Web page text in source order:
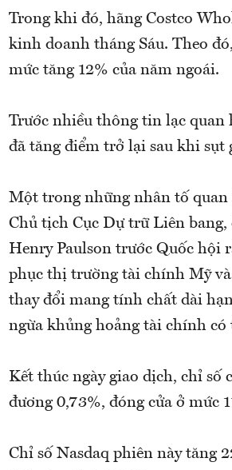
Trong khi đó, hãng Costco
kinh doanh tháng Sáu. Theo
mức tăng 12% của năm ngoái.
Trước nhiều thông tin lạc quan
đã tăng điểm trở lại sau khi sụt
Một trong những nhân tố
Chủ tịch Cục Dự trữ Liên
Henry Paulson trước Quốc hội
phục thị trường tài chính Mỹ
thay đổi mang tính chất dài
ngừa khủng hoảng tài chính
Kết thúc ngày giao dịch, chỉ số
đương 0,73%, đóng cửa ở mức
Chỉ số Nasdaq phiên này tăng